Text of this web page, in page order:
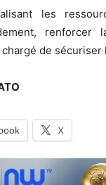
les
renforcer
de
X